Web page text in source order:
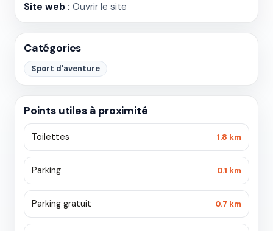
Site web : Ouvrir le site
Catégories
Sport d'aventure
Points utiles à proximité
Toilettes 1.8 km
Parking 0.1 km
Parking gratuit 0.7 km